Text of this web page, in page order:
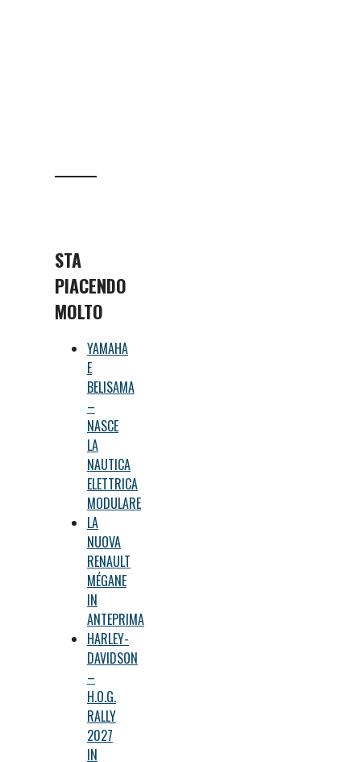
STA
PIACENDO
MOLTO
YAMAHA
E
BELISAMA
–
NASCE
LA
NAUTICA
ELETTRICA
MODULARE
LA
NUOVA
RENAULT
MÉGANE
IN
ANTEPRIMA
HARLEY-
DAVIDSON
–
H.O.G.
RALLY
2027
IN